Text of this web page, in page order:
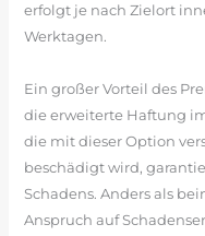
erfolgt je nach Zielort
Werktagen.
Ein großer Vorteil des
die erweiterte Haftung
die mit dieser Option
beschädigt wird,
Schadens. Anders als
Anspruch auf